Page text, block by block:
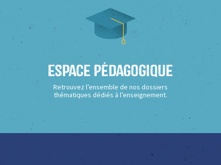
Espace Pédagogique
Retrouvez l’ensemble de nos dossiers
thématiques dédiés à l’enseignement.